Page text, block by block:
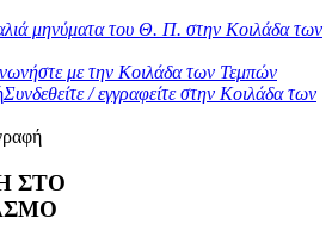
μηνύματα του Θ. Π. στην Κοιλάδα των
με την Κοιλάδα των Τεμπών
Συνδεθείτε / εγγραφείτε στην Κοιλάδα των
ΣΤΟ